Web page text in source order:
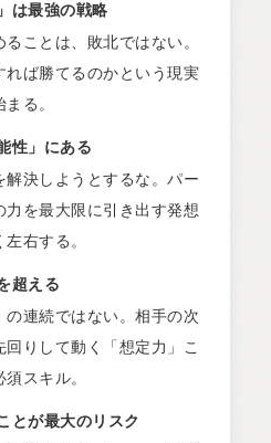
は最強の戦略
ことは、敗北ではない。
れば勝てるのかという現実
る。
性」にある
解決しようとするな。パー
力を最大限に引き出す発想
右する。
超える
の連続ではない。相手の次
りして動く「想定力」こ
スキル。
とが最大のリスク